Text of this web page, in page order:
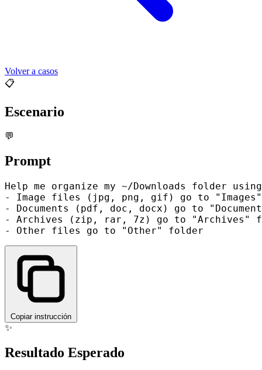
Volver a casos
📋
Escenario
💬
Prompt
Help me organize my ~/Downloads folder
- Image files (jpg, png, gif) go to
- Documents (pdf, doc, docx) go to
- Archives (zip, rar, 7z) go to "Archives"
Copiar instrucción
✨
Resultado Esperado